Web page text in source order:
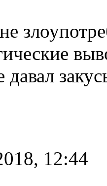
12:44